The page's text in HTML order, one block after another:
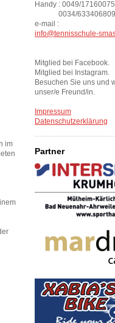
im
Handy : 0049/
0034/633406809
e-mail :
info@tennisschule-
Mitglied bei Facebook.
Mitglied bei Instagram.
Besuchen Sie uns und
unser/e Freund/in.
Impressum
Datenschutzerklärung
Partner